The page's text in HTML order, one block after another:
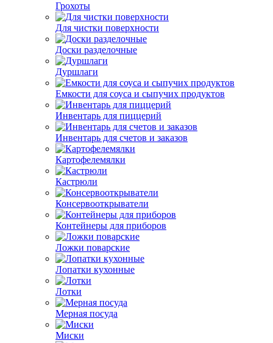
Грохоты
Для чистки поверхности
Доски разделочные
Дуршлаги
Емкости для соуса и сыпучих продуктов
Инвентарь для пиццерий
Инвентарь для счетов и заказов
Картофелемялки
Кастрюли
Консервооткрыватели
Контейнеры для приборов
Ложки поварские
Лопатки кухонные
Лотки
Мерная посуда
Миски